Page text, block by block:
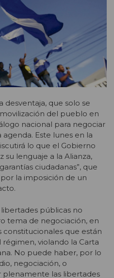
que solo se
del pueblo en
nacional para negociar
agenda. Este lunes en la
lo que el Gobierno
su lenguaje a la Alianza,
ciudadanas”, que
la imposición de un
públicas no
tema de negociación, en
que están
violando la Carta
No puede haber, por lo
negociación, o
plenamente las libertades